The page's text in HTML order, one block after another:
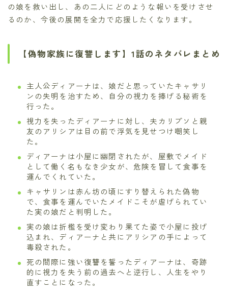
の娘を救い出し、あの二人にどのような報いを受けさせ
るのか、今後の展開を全力で応援したくなります。
【偽物家族に復讐します】1話のネタバレまとめ
主人公ディアーナは、娘だと思っていたキャサリ
ンの失明を治すため、自分の視力を捧げる秘術を
行った。
視力を失ったディアーナに対し、夫カリプソと親
友のアリシアは目の前で浮気を見せつけ嘲笑し
た。
ディアーナは小屋に幽閉されたが、屋敷でメイド
として働く名もなき少女が、危険を冒して食事を
運んでくれていた。
キャサリンは赤ん坊の頃にすり替えられた偽物
で、食事を運んでいたメイドこそが虐げられてい
た実の娘だと判明した。
実の娘は折檻を受け変わり果てた姿で小屋に投げ
込まれ、ディアーナと共にアリシアの手によって
毒殺された。
死の間際に強い復讐を誓ったディアーナは、奇跡
的に視力を失う前の過去へと逆行し、人生をやり
直すことになった。